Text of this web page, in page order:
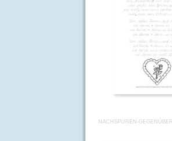
NACHSPUREN-